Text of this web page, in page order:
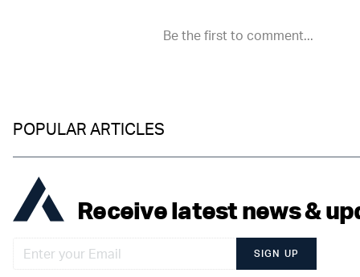
POPULAR ARTICLES
Receive latest news &
SIGN UP